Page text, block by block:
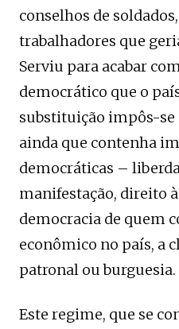
conselhos de
trabalhadores que
Serviu para acabar
democrático que o
substituição impôs-
ainda que contenha
democráticas –
manifestação, direito
democracia de quem
econômico no país, a
patronal ou burguesia.
Este regime, que se